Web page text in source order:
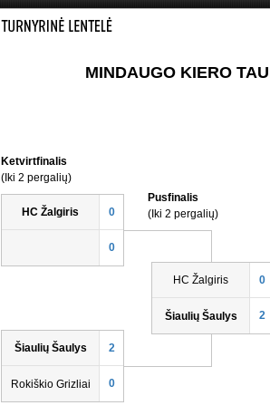
MINDAUGO KIERO
Pusfinalis
(Iki 2 pergalių)
HC Žalgiris 0
Šiaulių Šaulys 2
Ketvirtfinalis
(Iki 2 pergalių)
HC Žalgiris 0
0
Šiaulių Šaulys 2
Rokiškio Grizliai 0